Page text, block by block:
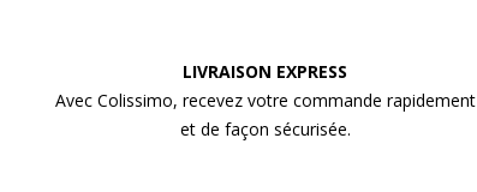
LIVRAISON EXPRESS
Avec Colissimo, recevez votre commande rapidement
et de façon sécurisée.